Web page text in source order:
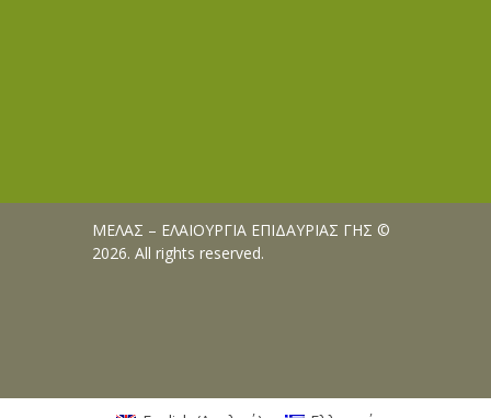
ΜΕΛΑΣ – ΕΛΑΙΟΥΡΓΙΑ ΕΠΙΔΑΥΡΙΑΣ ΓΗΣ ©
2026. All rights reserved.